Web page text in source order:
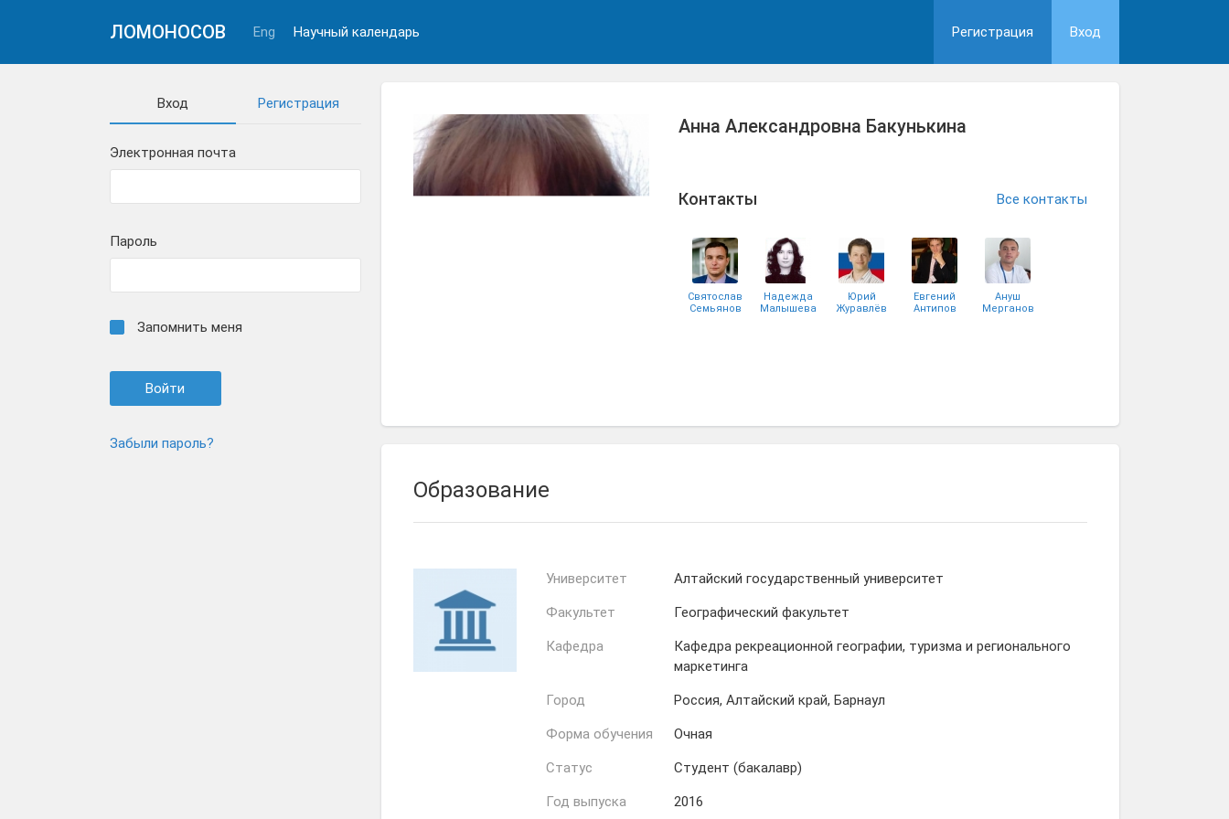
ЛОМОНОСОВ Eng Научный календарь Регистрация Вход
Вход Регистрация
Электронная почта
Пароль
Запомнить меня
Забыли пароль?
Анна Александровна Бакунькина
Контакты Все контакты
Святослав
Семьянов
Надежда
Малышева
Юрий
Журавлёв
Евгений
Антипов
Ануш
Мерганов
Образование
Университет Алтайский государственный университет
Факультет Географический факультет
Кафедра
Кафедра рекреационной географии, туризма и регионального
маркетинга
Город Россия, Алтайский край, Барнаул
Форма обучения Очная
Статус Студент (бакалавр)
Год выпуска 2016